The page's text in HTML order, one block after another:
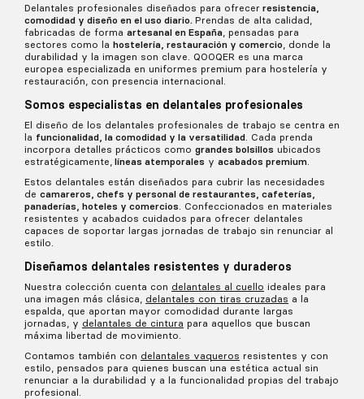
Delantales profesionales diseñados para ofrecer resistencia,
comodidad y diseño en el uso diario. Prendas de alta calidad,
fabricadas de forma artesanal en España , pensadas para
sectores como la hostelería, restauración y comercio , donde la
durabilidad y la imagen son clave. QOOQER es una marca
europea especializada en uniformes premium para hostelería y
restauración, con presencia internacional.
Somos especialistas en delantales profesionales
El diseño de los delantales profesionales de trabajo se centra en
la funcionalidad, la comodidad y la versatilidad . Cada prenda
incorpora detalles prácticos como grandes bolsillos ubicados
estratégicamente, líneas atemporales y acabados premium
Estos delantales están diseñados para cubrir las necesidades
de camareros, chefs y personal de restaurantes, cafeterías,
panaderías, hoteles y comercios . Confeccionados en materiales
resistentes y acabados cuidados para ofrecer delantales
capaces de soportar largas jornadas de trabajo sin renunciar al
estilo.
Diseñamos delantales resistentes y duraderos
Nuestra colección cuenta con delantales al cuello ideales para
una imagen más clásica, delantales con tiras cruzadas a la
espalda, que aportan mayor comodidad durante largas
jornadas, y delantales de cintura para aquellos que buscan
máxima libertad de movimiento.
Contamos también con delantales vaqueros resistentes y con
estilo, pensados para quienes buscan una estética actual sin
renunciar a la durabilidad y a la funcionalidad propias del trabajo
profesional.